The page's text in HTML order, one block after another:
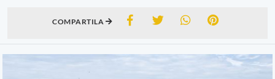
COMPARTILA